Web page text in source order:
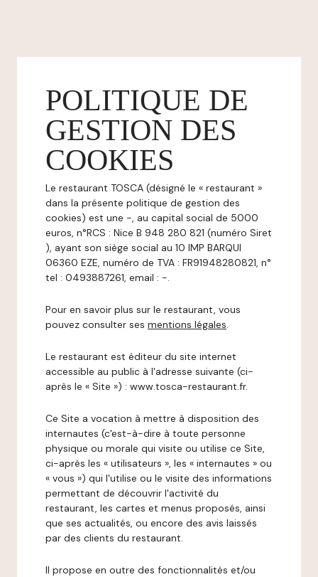
POLITIQUE DE
GESTION DES
COOKIES
Le restaurant TOSCA (désigné le « restaurant »
dans la présente politique de gestion des
cookies) est une -, au capital social de 5000
euros, n°RCS : Nice B 948 280 821 (numéro Siret
), ayant son siège social au 10 IMP BARQUI
06360 EZE, numéro de TVA : FR91948280821, n°
tel : 0493887261, email : -.
Pour en savoir plus sur le restaurant, vous
pouvez consulter ses mentions légales.
Le restaurant est éditeur du site internet
accessible au public à l'adresse suivante (ci-
après le « Site ») : www.tosca-restaurant.fr.
Ce Site a vocation à mettre à disposition des
internautes (c'est-à-dire à toute personne
physique ou morale qui visite ou utilise ce Site,
ci-après les « utilisateurs », les « internautes » ou
« vous ») qui l'utilise ou le visite des informations
permettant de découvrir l'activité du
restaurant, les cartes et menus proposés, ainsi
que ses actualités, ou encore des avis laissés
par des clients du restaurant.
Il propose en outre des fonctionnalités et/ou